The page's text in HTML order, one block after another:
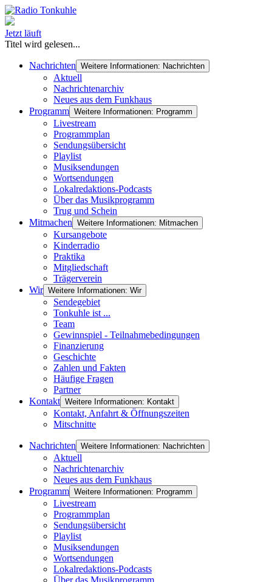
Jetzt läuft
Titel wird gelesen...
Nachrichten Weitere Informationen: Nachrichten
Aktuell
Nachrichtenarchiv
Neues aus dem Funkhaus
Programm Weitere Informationen: Programm
Livestream
Programmplan
Sendungsübersicht
Playlist
Musiksendungen
Wortsendungen
Lokalredaktions-Podcasts
Über das Musikprogramm
Trug und Schein
Mitmachen Weitere Informationen: Mitmachen
Kursangebote
Kinderradio
Praktika
Mitgliedschaft
Trägerverein
Wir Weitere Informationen: Wir
Sendegebiet
Tonkuhle ist ...
Team
Gewinnspiel - Teilnahmebedingungen
Finanzierung
Geschichte
Zahlen und Fakten
Häufige Fragen
Partner
Kontakt Weitere Informationen: Kontakt
Kontakt, Anfahrt & Öffnungszeiten
Mitschnitte
Nachrichten Weitere Informationen: Nachrichten
Aktuell
Nachrichtenarchiv
Neues aus dem Funkhaus
Programm Weitere Informationen: Programm
Livestream
Programmplan
Sendungsübersicht
Playlist
Musiksendungen
Wortsendungen
Lokalredaktions-Podcasts
Über das Musikprogramm